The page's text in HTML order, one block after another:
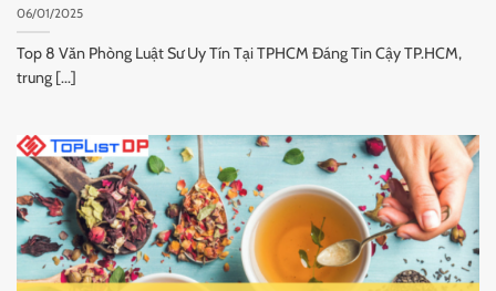
06/01/2025
Top 8 Văn Phòng Luật Sư Uy Tín Tại TPHCM Đáng Tin Cậy TP.HCM,
trung [...]